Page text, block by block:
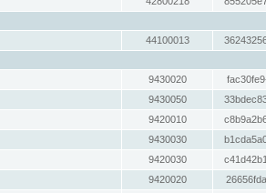
44100013
9430020
9430050
9420010
9430030
9420030
9420020